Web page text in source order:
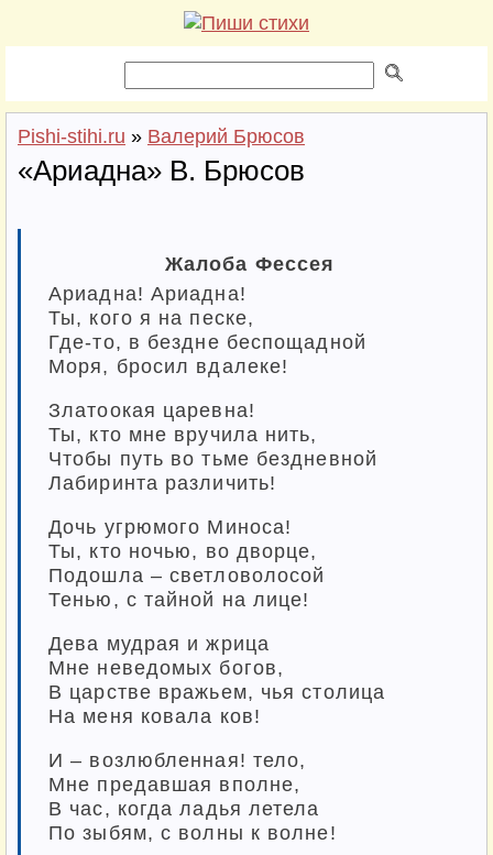
Pishi-stihi.ru » Валерий Брюсов
«Ариадна» В. Брюсов
Жалоба Фессея
Ариадна! Ариадна!
Ты, кого я на песке,
Где-то, в бездне беспощадной
Моря, бросил вдалеке!
Златоокая царевна!
Ты, кто мне вручила нить,
Чтобы путь во тьме бездневной
Лабиринта различить!
Дочь угрюмого Миноса!
Ты, кто ночью, во дворце,
Подошла – светловолосой
Тенью, с тайной на лице!
Дева мудрая и жрица
Мне неведомых богов,
В царстве вражьем, чья столица
На меня ковала ков!
И – возлюбленная! тело,
Мне предавшая вполне,
В час, когда ладья летела
По зыбям, с волны к волне!